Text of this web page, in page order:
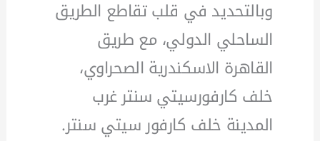
وبالتحديد في قلب تقاطع الطريق
الساحلي الدولي، مع طريق
القاهرة الاسكندرية الصحراوي،
خلف كارفورسيتي سنتر غرب
المدينة خلف كارفور سيتي سنتر.